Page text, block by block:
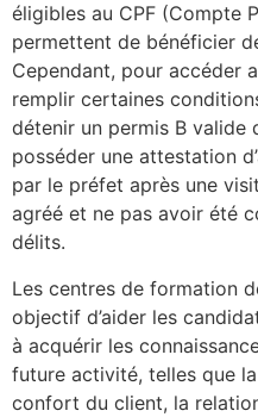
éligibles au CPF (Compte
permettent de bénéficier
Cependant, pour accéder
remplir certaines
détenir un permis B valide
posséder une attestation
par le préfet après une
agréé et ne pas avoir été
délits.
Les centres de formation
objectif d’aider les
à acquérir les
future activité, telles que
confort du client, la